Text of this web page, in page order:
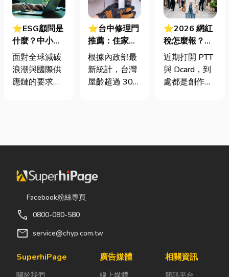
⭐ESG顧問是
什麼？中小企
業挑選四大永
續顧問服務的
實用指南
面對全球減碳
浪潮與國際供
應鏈的要求，
要求提供「碳
「永續報告
書」。這讓不
少傳產老闆感
底 ESG 永續是
什麼？我們公
真的需要找
⭐台中修理門
推薦：住家鐵
門卡住、大門
下垂怎麼辦？
維修費用與不
根據內政部最
新統計，台灣
屋齡超過 30
疲勞與結構鏽
主每天回家開
隨刺耳的金屬
實，門片故障
⭐2026 網紅
稅怎麼報？一
篇看懂課稅門
檻、追溯年限
與合法節稅，
近期打開 PTT
與 Dcard，到
處都是創作者
紅稅」不是一
（如
Facebook粉絲專頁
call 0800-080-580
mail service@chyp.com.tw
SuperhiPage
關於我們
廣告媒體
線上媒體
相關資訊
簡訊平台